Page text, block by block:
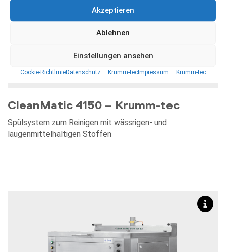
Akzeptieren
Ablehnen
Einstellungen ansehen
Cookie-RichtlinieDatenschutz – Krumm-tecImpressum – Krumm-tec
CleanMatic 4150 – Krumm-tec
Spülsystem zum Reinigen mit wässrigen- und
laugenmittelhaltigen Stoffen